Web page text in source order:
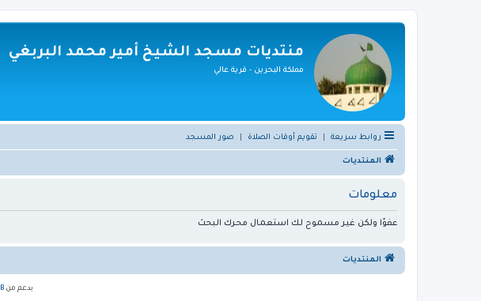
منتديات مسجد الشيخ أمير محمد البربغي
مملكة البحرين - قرية عالي
روابط سريعة تقويم أوقات الصلاة صور المسجد
المنتديات
معلومات
عفوًا ولكن غير مسموح لك استعمال محرك البحث
المنتديات
بدعم من